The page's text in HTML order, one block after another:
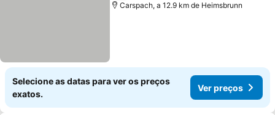
Carspach, a 12.9 km de Heimsbrunn
Selecione as datas para ver os preços
exatos.
Ver preços